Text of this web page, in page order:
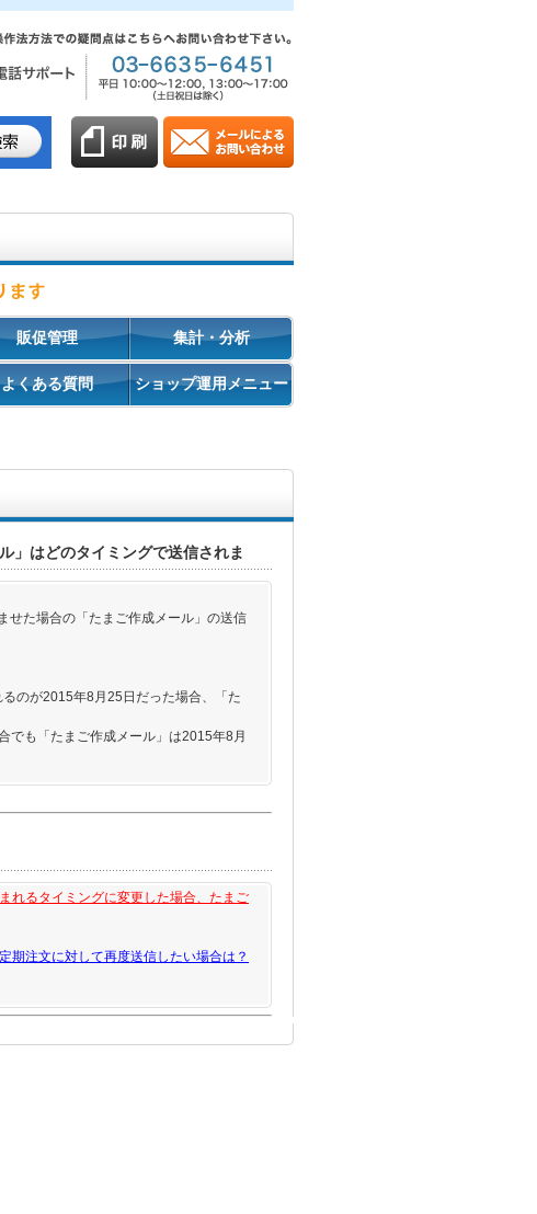
販促管理 集計・分析
よくある質問 ショップ運用メニュー
」はどのタイミングで送信されま
せた場合の「たまご作成メール」の送信
のが2015年8月25日だった場合、「た
でも「たまご作成メール」は2015年8月
れるタイミングに変更した場合、たまご
期注文に対して再度送信したい場合は？